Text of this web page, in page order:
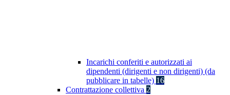
Incarichi conferiti e autorizzati ai
dipendenti (dirigenti e non dirigenti) (da
pubblicare in tabelle) 16
Contrattazione collettiva 2